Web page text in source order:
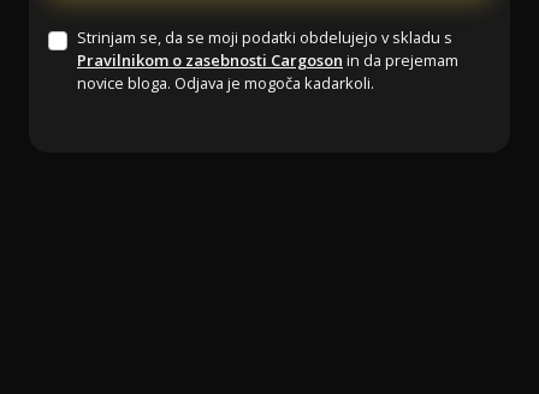
Strinjam se, da se moji podatki obdelujejo v skladu s
Pravilnikom o zasebnosti Cargoson in da prejemam
novice bloga. Odjava je mogoča kadarkoli.